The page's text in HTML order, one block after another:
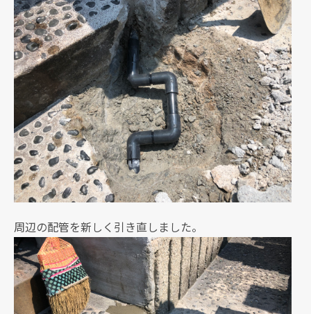
周辺の配管を新しく引き直しました。